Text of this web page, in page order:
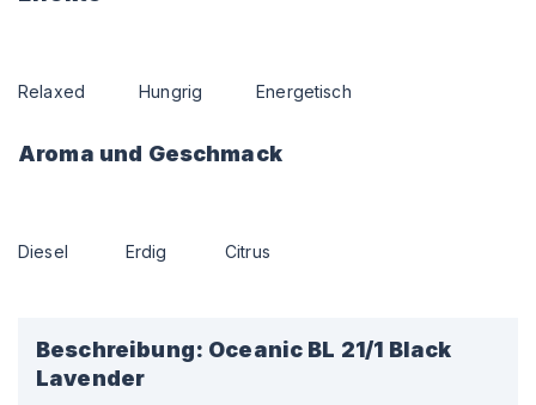
Relaxed Hungrig Energetisch
Aroma und Geschmack
Diesel Erdig Citrus
Beschreibung: Oceanic BL 21/1 Black
Lavender